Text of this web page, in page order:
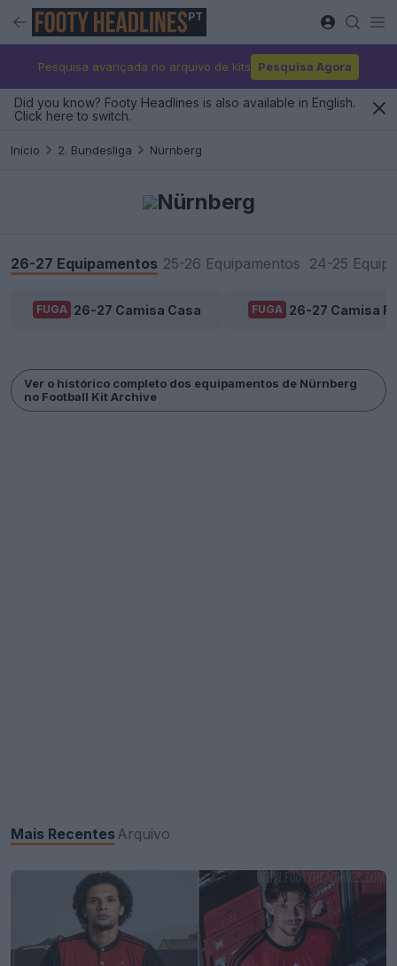
PT
Pesquisa avançada no arquivo de kits Pesquisa Agora
Did you know? Footy Headlines is also available in English.
Click here to switch.
Início 2. Bundesliga Nürnberg
Nürnberg
26-27 Equipamentos 25-26 Equipamentos 24-25
FUGA 26-27 Camisa Casa FUGA 26-27 Camisa
Ver o histórico completo dos equipamentos de Nürnberg
no Football Kit Archive
Mais Recentes Arquivo